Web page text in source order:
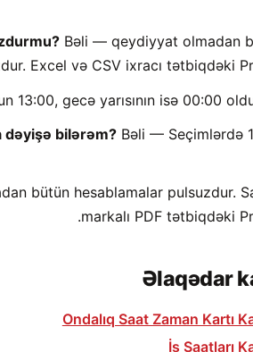
Bəli — qeydiyyat olmadan
Excel və CSV ixracı tətbiqdəki
13:00, gecə yarısının isə 00:00
dəyişə bilərəm? Bəli — Seçimlərdə
bütün hesablamalar pulsuzdur.
markalı PDF tətbiqdəki
Əlaqədar
Ondalıq Saat Zaman Kartı
İş Saatları